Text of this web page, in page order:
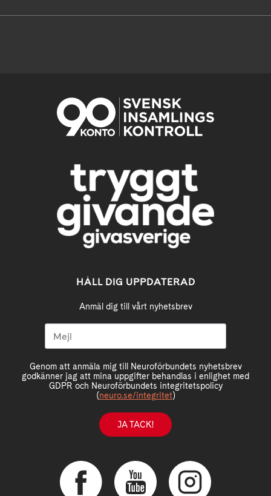
HÅLL DIG UPPDATERAD
Anmäl dig till vårt nyhetsbrev
Genom att anmäla mig till Neuroförbundets nyhetsbrev
godkänner jag att mina uppgifter behandlas i enlighet med
GDPR och Neuroförbundets integritetspolicy
(neuro.se/integritet)
JA TACK!